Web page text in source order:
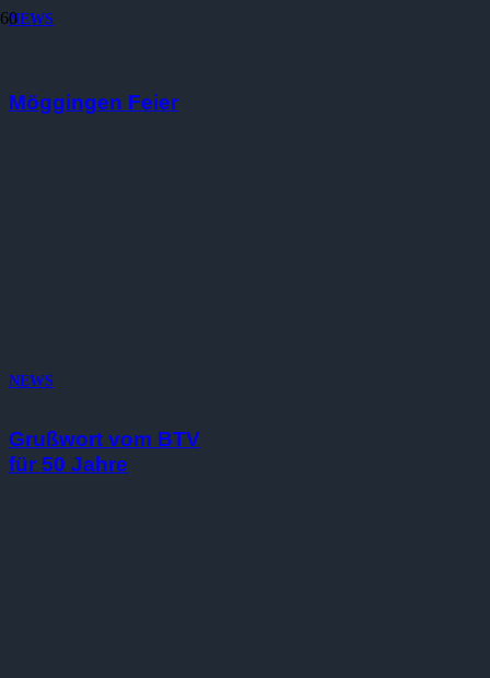
NEWS
Möggingen Feier
NEWS
Grußwort vom BTV
für 50 Jahre